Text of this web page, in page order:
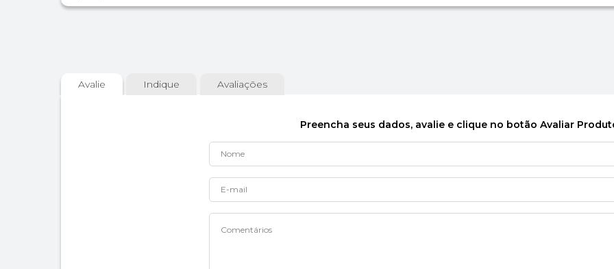
Avalie Indique Avaliações
Preencha seus dados, avalie e clique no botão Avaliar